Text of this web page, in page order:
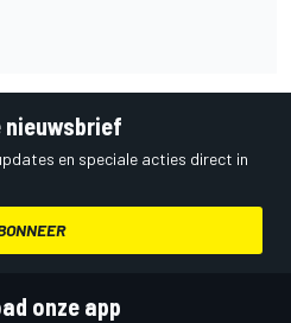
nieuwsbrief
en speciale acties direct in
onze app